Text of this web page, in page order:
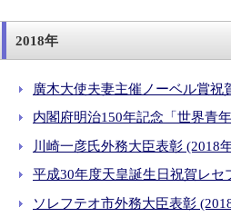
2018年
廣木大使夫妻主催ノーベル賞祝
内閣府明治150年記念「世界青
川崎一彦氏外務大臣表彰 (2018
平成30年度天皇誕生日祝賀レセ
ソレフテオ市外務大臣表彰